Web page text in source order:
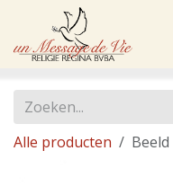
Overslaan naar inhoud
Alle producten